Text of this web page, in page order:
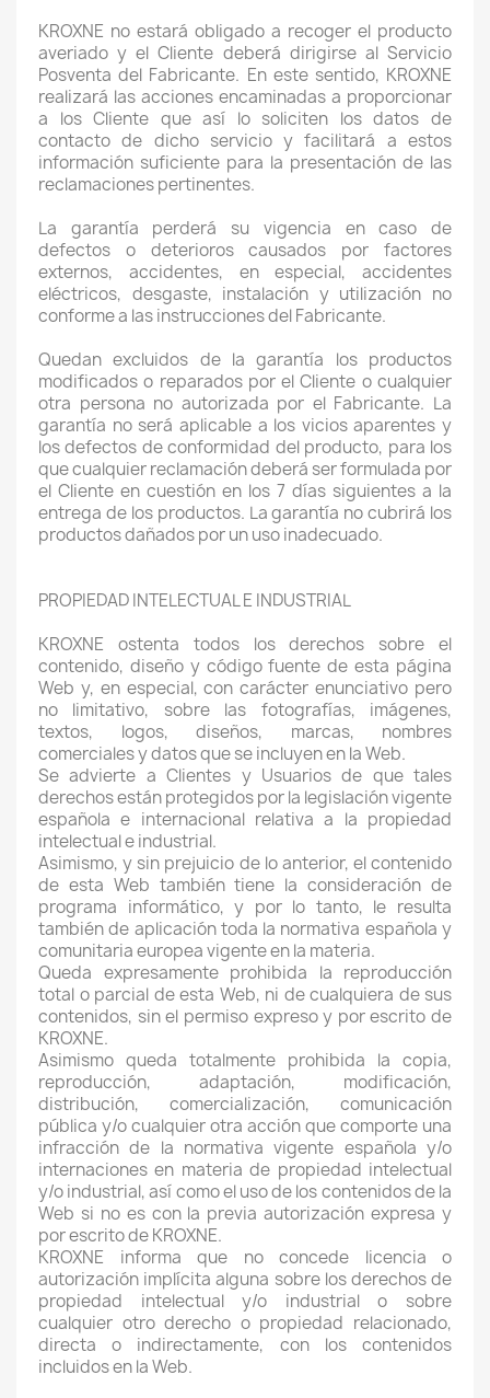
KROXNE no estará obligado a recoger el producto
averiado y el Cliente deberá dirigirse al Servicio
Posventa del Fabricante. En este sentido, KROXNE
realizará las acciones encaminadas a proporcionar
a los Cliente que así lo soliciten los datos de
contacto de dicho servicio y facilitará a estos
información suficiente para la presentación de las
reclamaciones pertinentes.
La garantía perderá su vigencia en caso de
defectos o deterioros causados por factores
externos, accidentes, en especial, accidentes
eléctricos, desgaste, instalación y utilización no
conforme a las instrucciones del Fabricante.
Quedan excluidos de la garantía los productos
modificados o reparados por el Cliente o cualquier
otra persona no autorizada por el Fabricante. La
garantía no será aplicable a los vicios aparentes y
los defectos de conformidad del producto, para los
que cualquier reclamación deberá ser formulada por
el Cliente en cuestión en los 7 días siguientes a la
entrega de los productos. La garantía no cubrirá los
productos dañados por un uso inadecuado.
PROPIEDAD INTELECTUAL E INDUSTRIAL
KROXNE ostenta todos los derechos sobre el
contenido, diseño y código fuente de esta página
Web y, en especial, con carácter enunciativo pero
no limitativo, sobre las fotografías, imágenes,
textos, logos, diseños, marcas, nombres
comerciales y datos que se incluyen en la Web.
Se advierte a Clientes y Usuarios de que tales
derechos están protegidos por la legislación vigente
española e internacional relativa a la propiedad
intelectual e industrial.
Asimismo, y sin prejuicio de lo anterior, el contenido
de esta Web también tiene la consideración de
programa informático, y por lo tanto, le resulta
también de aplicación toda la normativa española y
comunitaria europea vigente en la materia.
Queda expresamente prohibida la reproducción
total o parcial de esta Web, ni de cualquiera de sus
contenidos, sin el permiso expreso y por escrito de
KROXNE.
Asimismo queda totalmente prohibida la copia,
reproducción, adaptación, modificación,
distribución, comercialización, comunicación
pública y/o cualquier otra acción que comporte una
infracción de la normativa vigente española y/o
internaciones en materia de propiedad intelectual
y/o industrial, así como el uso de los contenidos de la
Web si no es con la previa autorización expresa y
por escrito de KROXNE.
KROXNE informa que no concede licencia o
autorización implícita alguna sobre los derechos de
propiedad intelectual y/o industrial o sobre
cualquier otro derecho o propiedad relacionado,
directa o indirectamente, con los contenidos
incluidos en la Web.